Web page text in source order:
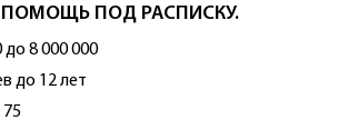
ПОД РАСПИСКУ.
до 8 000 000
до 12 лет
75